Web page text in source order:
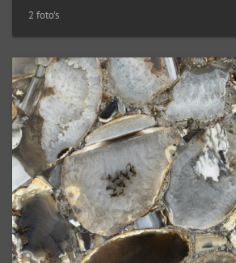
2 foto's